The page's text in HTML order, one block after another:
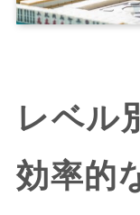
レベル
効率的